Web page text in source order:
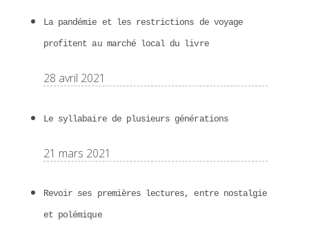
La pandémie et les restrictions de voyage
profitent au marché local du livre
28 avril 2021
Le syllabaire de plusieurs générations
21 mars 2021
Revoir ses premières lectures, entre nostalgie
et polémique